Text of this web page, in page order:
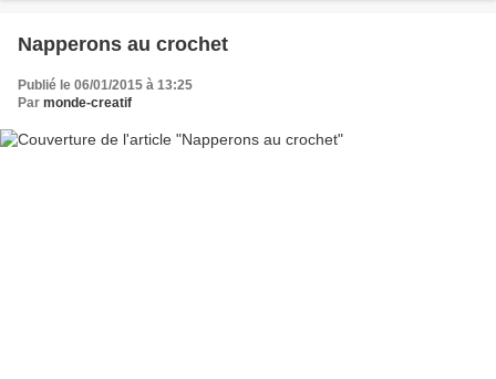
Napperons au crochet
Publié le 06/01/2015 à 13:25
Par monde-creatif